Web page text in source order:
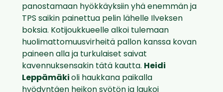
panostamaan hyökkäyksiin yhä enemmän ja
TPS saikin painettua pelin lähelle Ilveksen
boksia. Kotijoukkueelle alkoi tulemaan
huolimattomuusvirheitä pallon kanssa kovan
paineen alla ja turkulaiset saivat
kavennuksensakin tätä kautta. Heidi
Leppämäki oli haukkana paikalla
hyödyntäen heikon syötön ja laukoi